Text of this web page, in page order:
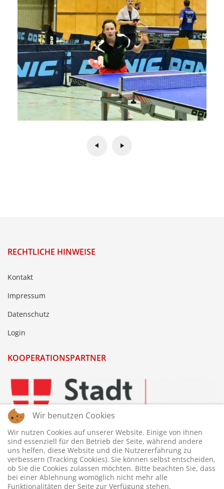
RECHTLICHE HINWEISE
Kontakt
Impressum
Datenschutz
Login
KOOPERATIONSPARTNER
Wir benutzen Cookies
Wir nutzen Cookies auf unserer Website. Einige von ihnen
sind essenziell für den Betrieb der Seite, während andere
uns helfen, diese Website und die Nutzererfahrung zu
verbessern (Tracking Cookies). Sie können selbst entscheiden,
ob Sie die Cookies zulassen möchten. Bitte beachten Sie, dass
bei einer Ablehnung womöglich nicht mehr alle
Funktionalitäten der Seite zur Verfügung stehen.